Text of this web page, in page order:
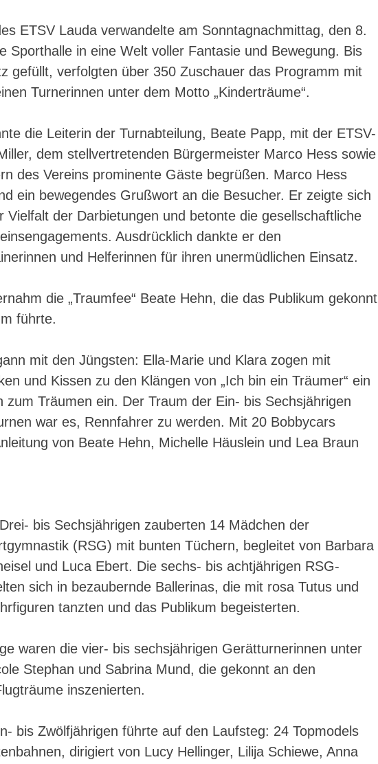
ETSV Lauda verwandelte am Sonntagnachmittag, den 8.
Sporthalle in eine Welt voller Fantasie und Bewegung. Bis
gefüllt, verfolgten über 350 Zuschauer das Programm mit
Turnerinnen unter dem Motto „Kinderträume“.
die Leiterin der Turnabteilung, Beate Papp, mit der ETSV-
dem stellvertretenden Bürgermeister Marco Hess sowie
des Vereins prominente Gäste begrüßen. Marco Hess
ein bewegendes Grußwort an die Besucher. Er zeigte sich
Vielfalt der Darbietungen und betonte die gesellschaftliche
Ausdrücklich dankte er den
und Helferinnen für ihren unermüdlichen Einsatz.
die „Traumfee“ Beate Hehn, die das Publikum gekonnt
führte.
mit den Jüngsten: Ella-Marie und Klara zogen mit
und Kissen zu den Klängen von „Ich bin ein Träumer“ ein
zum Träumen ein. Der Traum der Ein- bis Sechsjährigen
war es, Rennfahrer zu werden. Mit 20 Bobbycars
von Beate Hehn, Michelle Häuslein und Lea Braun
bis Sechsjährigen zauberten 14 Mädchen der
(RSG) mit bunten Tüchern, begleitet von Barbara
und Luca Ebert. Die sechs- bis achtjährigen RSG-
sich in bezaubernde Ballerinas, die mit rosa Tutus und
tanzten und das Publikum begeisterten.
waren die vier- bis sechsjährigen Gerätturnerinnen unter
Stephan und Sabrina Mund, die gekonnt an den
inszenierten.
bis Zwölfjährigen führte auf den Laufsteg: 24 Topmodels
dirigiert von Lucy Hellinger, Lilija Schiewe, Anna